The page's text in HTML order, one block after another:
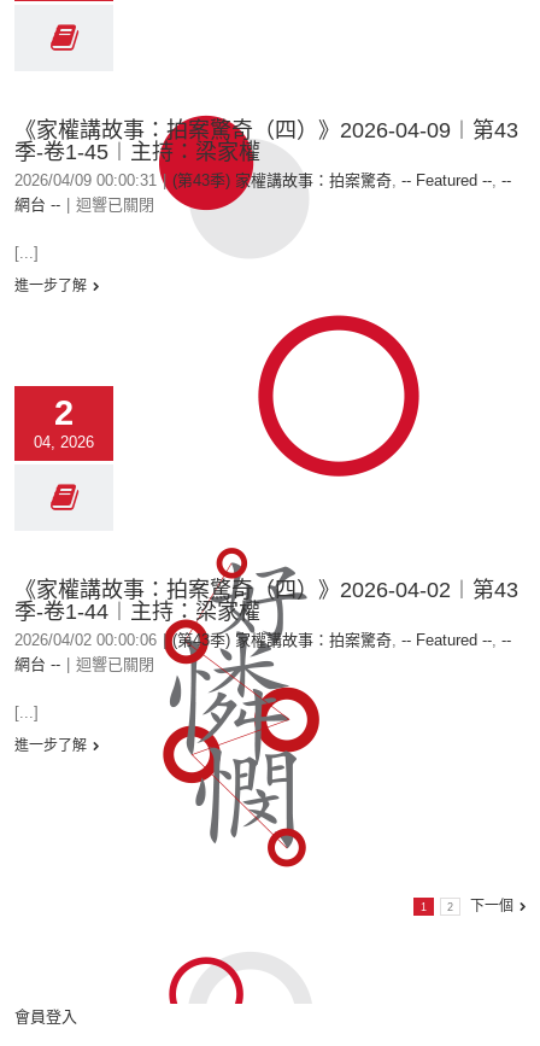
《家權講故事：拍案驚奇（四）》2026-04-09︱第43
季-卷1-45︱主持：梁家權
2026/04/09 00:00:31 | (第43季) 家權講故事：拍案驚奇, -- Featured --, --
網台 --
迴響已關閉
[...]
進一步了解
2
04, 2026
《家權講故事：拍案驚奇（四）》2026-04-02︱第43
季-卷1-44︱主持：梁家權
2026/04/02 00:00:06 | (第43季) 家權講故事：拍案驚奇, -- Featured --, --
網台 --
迴響已關閉
[...]
進一步了解
1 2 下一個
會員登入